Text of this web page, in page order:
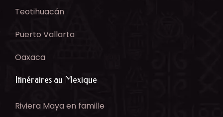
Teotihuacán
Puerto Vallarta
Oaxaca
Itinéraires au Mexique
Riviera Maya en famille